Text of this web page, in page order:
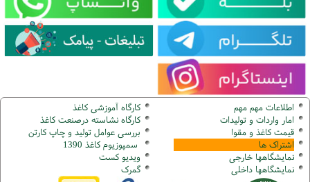
اطلاعات مهم مهم
امار واردات و تولیدات
قیمت کاغذ و مقوا
اشتراک ها
نمایشگاهها خارجی
نمایشگاهها داخلی
کارگاه آموزشی کاغذ
کارگاه نشاسته درصنعت کاغذ
بررسی عوامل تولید و چاپ کارتن
سمپوزیوم کاغذ 1390
ویدیو کست
گمرک